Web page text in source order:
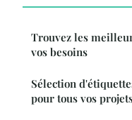
Trouvez les
vos besoins
Sélection
pour tous vos